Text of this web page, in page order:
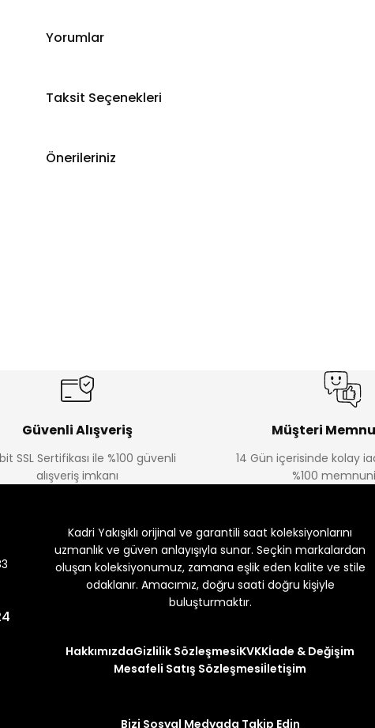
Yorumlar
Taksit Seçenekleri
Önerileriniz
Güvenli Alışveriş
SSL Sertifikası ile %100 güvenli
alışveriş imkanı
Müşteri
14 Gün içerisinde kolay
%100
Kadri Yakışıklı orijinal ve garantili saat koleksiyonlarını
uzmanlık ve güven anlayışıyla sunar. Seçkin markalardan
oluşan koleksiyonumuz, zamana eşlik eden kalite ve stile
odaklanır. Amacımız, doğru saati doğru kişiyle
buluşturmaktır.
HakkımızdaGizlilik SözleşmesiKVKKİade & Değişim
Mesafeli Satış Sözleşmesiİletişim
Bizi Sosyal Medyada Takip Edin